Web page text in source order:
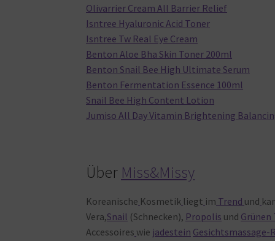
Olivarrier Cream All Barrier Relief
Isntree Hyaluronic Acid Toner
Isntree Tw Real Eye Cream
Benton Aloe Bha Skin Toner 200ml
Benton Snail Bee High Ultimate Serum
Benton Fermentation Essence 100ml
Snail Bee High Content Lotion
Jumiso All Day Vitamin Brightening
Über Miss&Missy
Koreanische Kosmetik liegt im Trend und
Vera,Snail (Schnecken), Propolis und Grünen
Accessoires wie jadestein Gesichtsmassage-